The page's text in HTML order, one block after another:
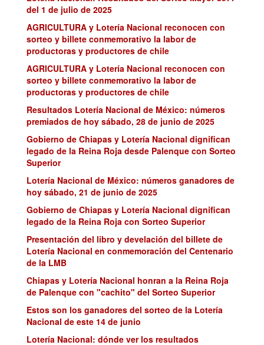
del 1 de julio de 2025
AGRICULTURA y Lotería Nacional reconocen con
sorteo y billete conmemorativo la labor de
productoras y productores de chile
AGRICULTURA y Lotería Nacional reconocen con
sorteo y billete conmemorativo la labor de
productoras y productores de chile
Resultados Lotería Nacional de México: números
premiados de hoy sábado, 28 de junio de 2025
Gobierno de Chiapas y Lotería Nacional dignifican
legado de la Reina Roja desde Palenque con Sorteo
Superior
Lotería Nacional de México: números ganadores de
hoy sábado, 21 de junio de 2025
Gobierno de Chiapas y Lotería Nacional dignifican
legado de la Reina Roja con Sorteo Superior
Presentación del libro y develación del billete de
Lotería Nacional en conmemoración del Centenario
de la LMB
Chiapas y Lotería Nacional honran a la Reina Roja
de Palenque con "cachito" del Sorteo Superior
Estos son los ganadores del sorteo de la Lotería
Nacional de este 14 de junio
Lotería Nacional: dónde ver los resultados